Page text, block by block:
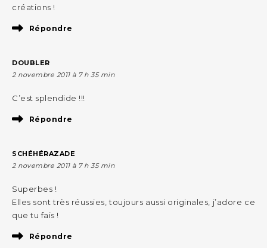
créations !
Répondre
DOUBLER
2 novembre 2011 à 7 h 35 min
C’est splendide !!!
Répondre
SCHÉHÉRAZADE
2 novembre 2011 à 7 h 35 min
Superbes !
Elles sont très réussies, toujours aussi originales, j’adore ce
que tu fais !
Répondre